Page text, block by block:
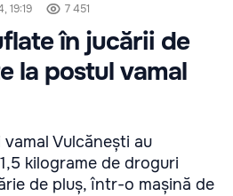
19:19 7 451
în jucării de
la postul vamal
Vulcănești au
kilograme de droguri
de pluș, într-o mașină de